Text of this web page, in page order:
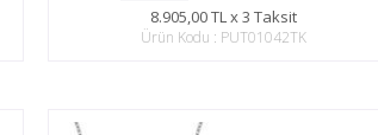
8.905,00 TL x 3 Taksit
Ürün Kodu : PUT01042TK